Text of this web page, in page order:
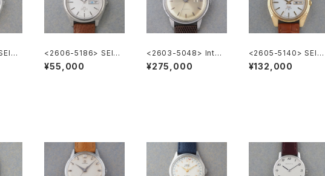
<2606-5186> SEIK
O LORD MATIC
¥55,000
<2603-5048> Inter
national National C
o. Ref.648A
¥275,000
<2605-5140> SEIKO
”56KS" KING SEIKO
¥132,000